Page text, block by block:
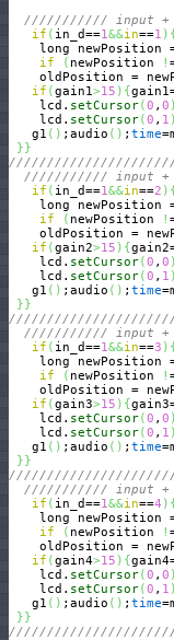
/////////// input
if ( in_d==1&&in==1 )
long newPosition
if
( newPosition !
oldPosition =
if (gain1>15 ) {
    lcd.
setCursor(0 , 0 )
    lcd.
setCursor(0 , 1 )
   g1
( ) ;audio ( ) ; time
}}
/////////// input
if ( in_d==1&&in==2 )
long newPosition
if
( newPosition !
oldPosition =
if (gain2>15 ) {
    lcd.
setCursor(0 , 0 )
    lcd.
setCursor(0 , 1 )
   g1
( ) ;audio ( ) ; time
}}
/////////// input
if ( in_d==1&&in==3 )
long newPosition
if
( newPosition !
oldPosition =
if (gain3>15 ) {
    lcd.
setCursor(0 , 0 )
    lcd.
setCursor(0 , 1 )
   g1
( ) ;audio ( ) ; time
}}
/////////// input
if ( in_d==1&&in==4 )
long newPosition
if
( newPosition !
oldPosition =
if (gain4>15 ) {
    lcd.
setCursor(0 , 0 )
    lcd.
setCursor(0 , 1 )
   g1
( ) ;audio ( ) ; time
}}